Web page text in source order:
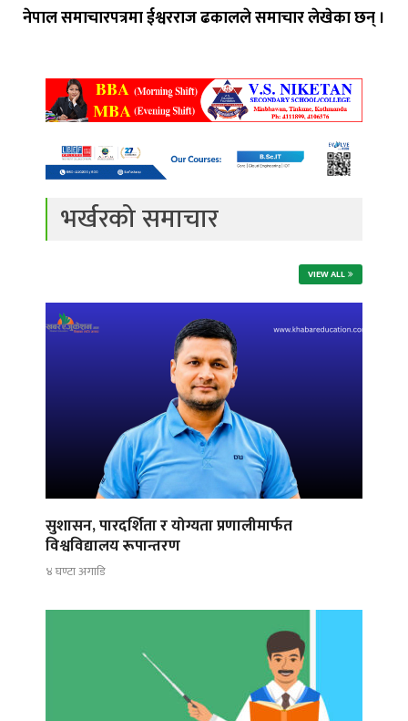
नेपाल समाचारपत्रमा ईश्वरराज ढकालले समाचार लेखेका छन् ।
भर्खरको समाचार
VIEW ALL
सुशासन, पारदर्शिता र योग्यता प्रणालीमार्फत
विश्वविद्यालय रूपान्तरण
४ घण्टा अगाडि